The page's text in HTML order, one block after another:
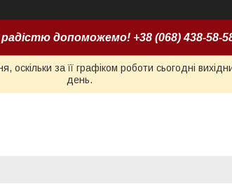
допоможемо! +38 (068) 438-58-
за її графіком роботи сьогодні
день.